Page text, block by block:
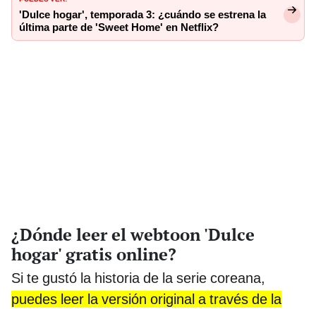
'Dulce hogar', temporada 3: ¿cuándo se estrena la
última parte de 'Sweet Home' en Netflix?
¿Dónde leer el webtoon 'Dulce
hogar' gratis online?
Si te gustó la historia de la serie coreana,
puedes leer la versión original a través de la